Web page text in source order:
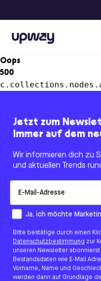
Upway
Oops
500
Jetzt zum
immer auf dem
Wir informieren dich zu
und aktuellen Trends
How would you like to
Ja, ich möchte
Bitte bestätige durch einen
Datenschutzbestimmung zur
unseren Newsletter
Bestandsdaten wie E-Mail
Vorname, Name und
werden dann auf Grundlage